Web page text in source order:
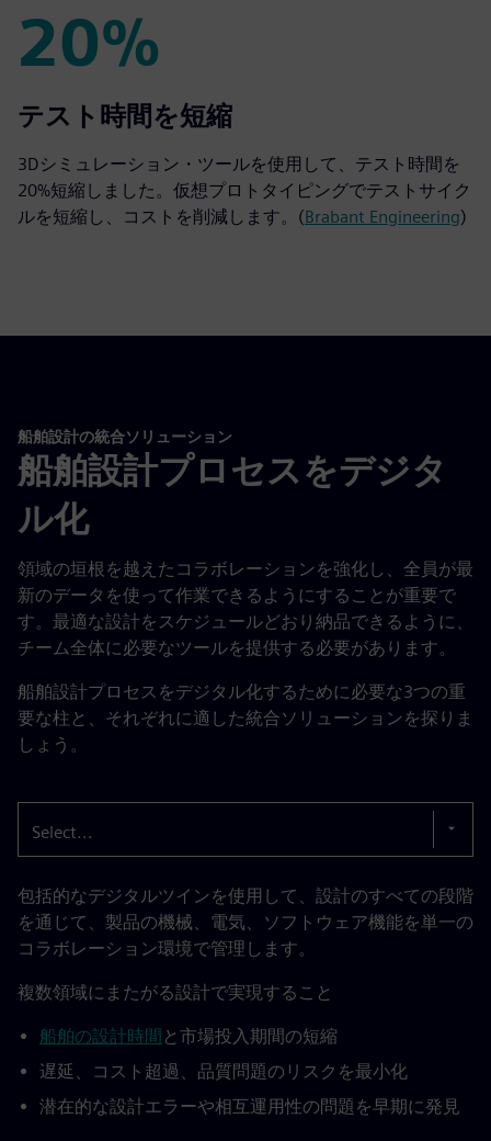
20%
20%
テスト時間を短縮
3Dシミュレーション・ツールを使用して、テスト時間を
20%短縮しました。仮想プロトタイピングでテストサイク
ルを短縮し、コストを削減します。(Brabant Engineering)
船舶設計の統合ソリューション
船舶設計プロセスをデジタ
ル化
領域の垣根を越えたコラボレーションを強化し、全員が最
新のデータを使って作業できるようにすることが重要で
す。最適な設計をスケジュールどおり納品できるように、
チーム全体に必要なツールを提供する必要があります。
船舶設計プロセスをデジタル化するために必要な3つの重
要な柱と、それぞれに適した統合ソリューションを探りま
しょう。
Select...
包括的なデジタルツインを使用して、設計のすべての段階
を通じて、製品の機械、電気、ソフトウェア機能を単一の
コラボレーション環境で管理します。
複数領域にまたがる設計で実現すること
船舶の設計時間 と市場投入期間の短縮
遅延、コスト超過、品質問題のリスクを最小化
潜在的な設計エラーや相互運用性の問題を早期に発見